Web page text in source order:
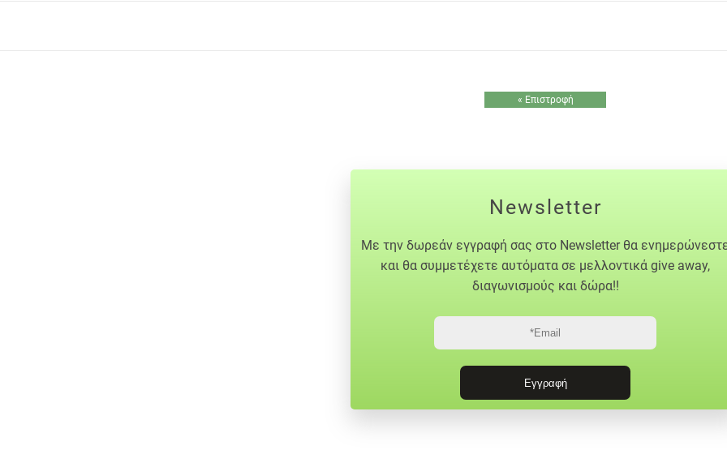
« Επιστροφή
Newsletter
Με την δωρεάν εγγραφή σας στο Newsletter θα
και θα συμμετέχετε αυτόματα σε μελλοντικά give away,
διαγωνισμούς και δώρα!!